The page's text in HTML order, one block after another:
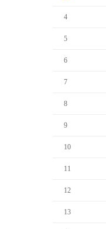
4
5
6
7
8
9
10
11
12
13